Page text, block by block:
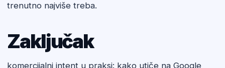
trenutno najviše treba.
Zaključak
komercijalni intent u praksi: kako utiče na Google